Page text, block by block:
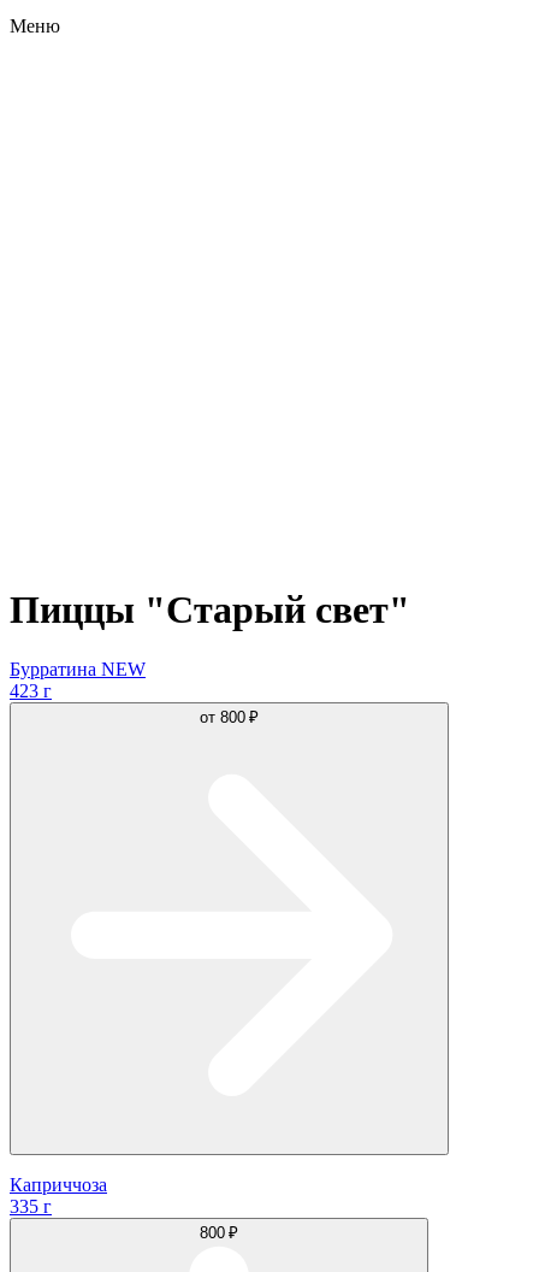
Меню
Пиццы "Старый свет"
Бурратина NEW
423 г
от 800 ₽
Каприччоза
335 г
800 ₽